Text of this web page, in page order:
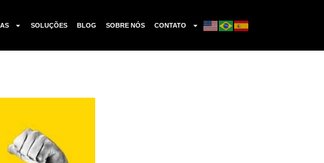
SOLUÇÕES BLOG SOBRE NÓS CONTATO